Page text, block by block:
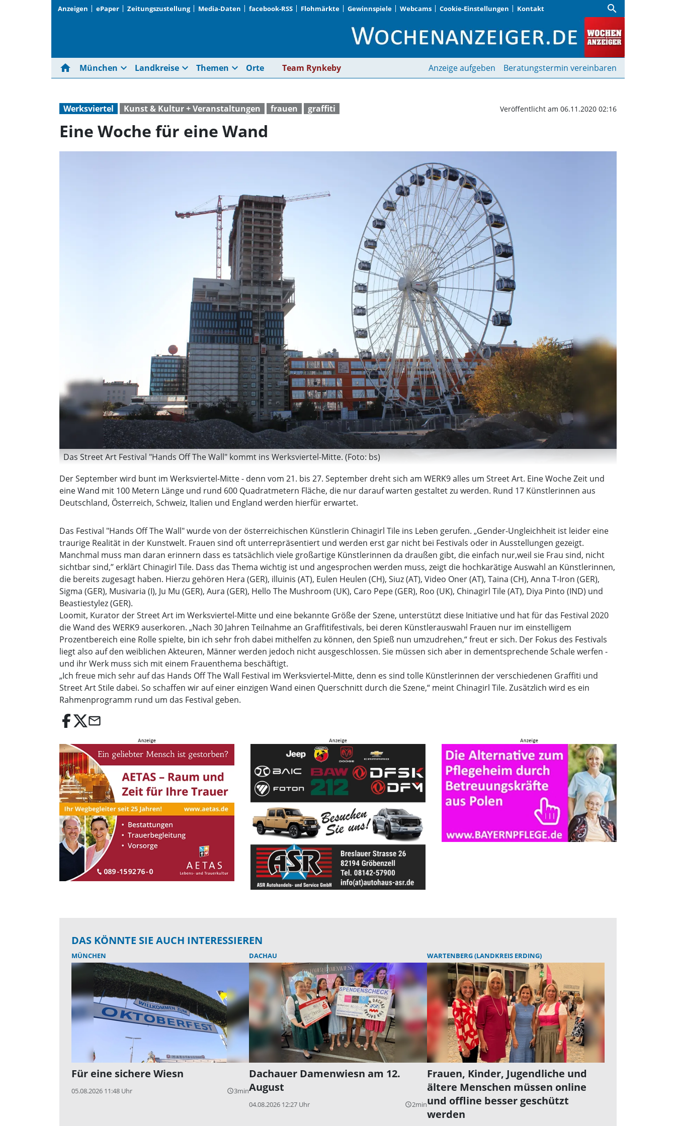
Anzeigen ePaper Zeitungszustellung Media-Daten facebook-RSS Flohmärkte Gewinnspiele Webcams Cookie-Einstellungen Kontakt search
Eine Woche für eine Wand | Wochenanzeiger
home München expand_more Landkreise expand_more Themen expand_more Orte Team Rynkeby Anzeige aufgeben Beratungstermin vereinbaren
Werksviertel Kunst & Kultur + Veranstaltungen frauen graffiti Veröffentlicht am 06.11.2020 02:16
Eine Woche für eine Wand
Das Street Art Festival "Hands Off The Wall" kommt ins Werksviertel-Mitte. (Foto: bs)
Der September wird bunt im Werksviertel-Mitte - denn vom 21. bis 27. September dreht sich am WERK9 alles um Street Art. Eine Woche Zeit und
eine Wand mit 100 Metern Länge und rund 600 Quadratmetern Fläche, die nur darauf warten gestaltet zu werden. Rund 17 Künstlerinnen aus
Deutschland, Österreich, Schweiz, Italien und England werden hierfür erwartet.
Das Festival "Hands Off The Wall" wurde von der österreichischen Künstlerin Chinagirl Tile ins Leben gerufen. „Gender-Ungleichheit ist leider eine
traurige Realität in der Kunstwelt. Frauen sind oft unterrepräsentiert und werden erst gar nicht bei Festivals oder in Ausstellungen gezeigt.
Manchmal muss man daran erinnern dass es tatsächlich viele großartige Künstlerinnen da draußen gibt, die einfach nur,weil sie Frau sind, nicht
sichtbar sind,’’ erklärt Chinagirl Tile. Dass das Thema wichtig ist und angesprochen werden muss, zeigt die hochkarätige Auswahl an Künstlerinnen,
die bereits zugesagt haben. Hierzu gehören Hera (GER), illuinis (AT), Eulen Heulen (CH), Siuz (AT), Video Oner (AT), Taina (CH), Anna T-Iron (GER),
Sigma (GER), Musivaria (I), Ju Mu (GER), Aura (GER), Hello The Mushroom (UK), Caro Pepe (GER), Roo (UK), Chinagirl Tile (AT), Diya Pinto (IND) und
Beastiestylez (GER).
Loomit, Kurator der Street Art im Werksviertel-Mitte und eine bekannte Größe der Szene, unterstützt diese Initiative und hat für das Festival 2020
die Wand des WERK9 auserkoren. „Nach 30 Jahren Teilnahme an Graffitifestivals, bei deren Künstlerauswahl Frauen nur im einstelligem
Prozentbereich eine Rolle spielte, bin ich sehr froh dabei mithelfen zu können, den Spieß nun umzudrehen,“ freut er sich. Der Fokus des Festivals
liegt also auf den weiblichen Akteuren, Männer werden jedoch nicht ausgeschlossen. Sie müssen sich aber in dementsprechende Schale werfen -
und ihr Werk muss sich mit einem Frauenthema beschäftigt.
„Ich freue mich sehr auf das Hands Off The Wall Festival im Werksviertel-Mitte, denn es sind tolle Künstlerinnen der verschiedenen Graffiti und
Street Art Stile dabei. So schaffen wir auf einer einzigen Wand einen Querschnitt durch die Szene,“ meint Chinagirl Tile. Zusätzlich wird es ein
Rahmenprogramm rund um das Festival geben.
email
DAS KÖNNTE SIE AUCH INTERESSIEREN
MÜNCHEN
Für eine sichere Wiesn
05.08.2026 11:48 Uhr query_builder3min
DACHAU
Dachauer Damenwiesn am 12.
August
04.08.2026 12:27 Uhr query_builder2min
WARTENBERG (LANDKREIS ERDING)
Frauen, Kinder, Jugendliche und
ältere Menschen müssen online
und offline besser geschützt
werden